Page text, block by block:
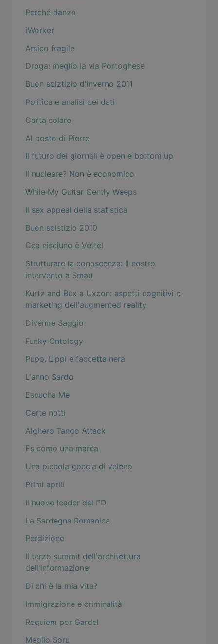
Perché danzo
iWorker
Amico fragile
Droga: meglio la via Portoghese
Buon solztizio d'inverno 2011
Politica e analisi dei dati
Carta solare
Al posto di Pierre
Il futuro dei giornali è open e bottom up
Il nucleare? Non è economico
While My Guitar Gently Weeps
Il sex appeal della statistica
Buon solstizio 2010
Cca nisciuno è Vettel
Strutturare la conoscenza: il nostro
intervento a Smau
Kurtz and Bux a Uxcon: aspetti cognitivi e
marketing dell'augmented reality
Divenire Saggio
Funky Ontology
Pupo, Lippi e faccetta nera
L'anno Sardo
Escucha Me
Certe notti
Alghero Tango Attack
Es como una marea
Una piccola goccia di veleno
Primi aprili
Il nuovo leader del PD
La Sardegna Romanica
Perdizione
Il terzo summit dell'architettura
dell'informazione
Di chi è la mia vita?
Immigrazione e criminalità
Requiem por Gardel
Meglio Soru